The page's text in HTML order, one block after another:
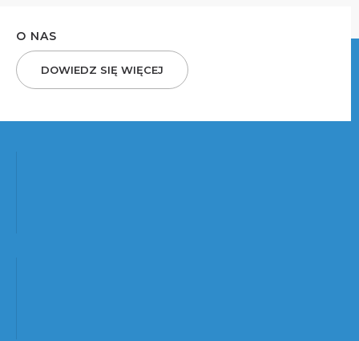
O NAS
DOWIEDZ SIĘ WIĘCEJ